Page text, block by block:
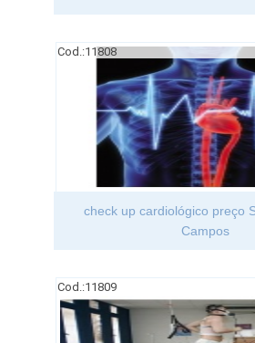
Cod.:11808
check up cardiológico preço
Campos
Cod.:11809